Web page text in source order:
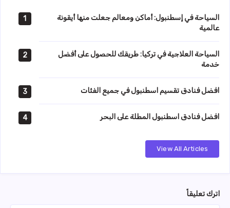
1
السياحة في إسطنبول: أماكن ومعالم جعلت منها أيقونة
عالمية
2
السياحة العلاجية في تركيا: طريقك للحصول على أفضل
خدمة
3 افضل فنادق تقسيم اسطنبول في جميع الفئات
4 افضل فنادق اسطنبول المطلة على البحر
View All Articles
اترك تعليقاً